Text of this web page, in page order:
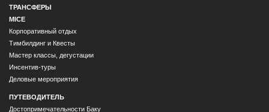
ТРАНСФЕРЫ
MICE
Корпоративный отдых
Тимбилдинг и Квесты
Мастер классы, дегустации
Инсентив-туры
Деловые мероприятия
ПУТЕВОДИТЕЛЬ
Достопримечательности Баку